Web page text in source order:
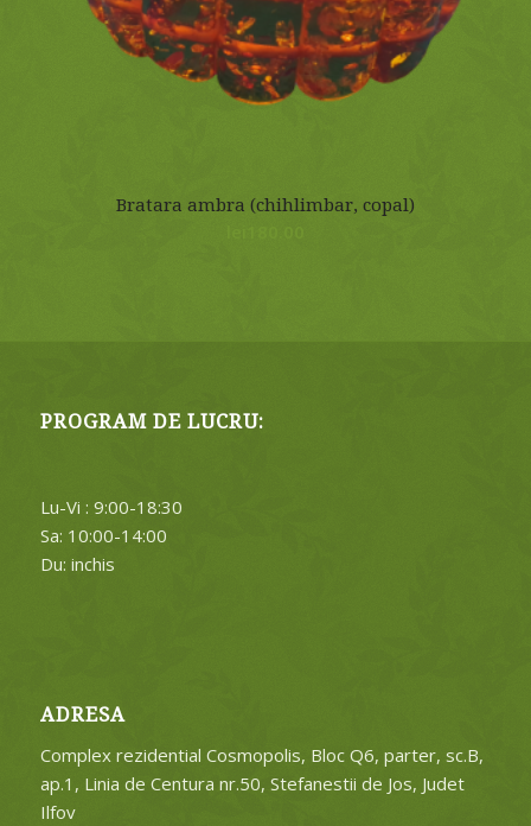
Bratara ambra (chihlimbar, copal)
PROGRAM DE LUCRU:
Lu-Vi : 9:00-18:30
Sa: 10:00-14:00
Du: inchis
ADRESA
Complex rezidential Cosmopolis, Bloc Q6, parter, sc.B,
ap.1, Linia de Centura nr.50, Stefanestii de Jos, Judet
Ilfov